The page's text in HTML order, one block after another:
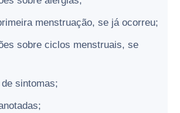
menstruação, se já ocorreu;
sobre ciclos menstruais, se
sintomas;